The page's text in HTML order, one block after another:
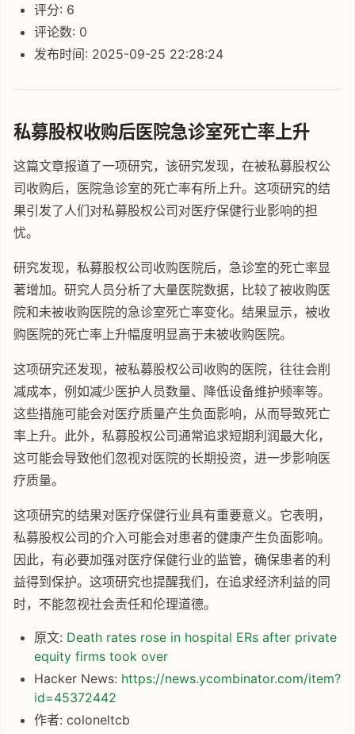
评分: 6
评论数: 0
发布时间: 2025-09-25 22:28:24
私募股权收购后医院急诊室死亡率上升
这篇文章报道了一项研究，该研究发现，在被私募股权公
司收购后，医院急诊室的死亡率有所上升。这项研究的结
果引发了人们对私募股权公司对医疗保健行业影响的担
忧。
研究发现，私募股权公司收购医院后，急诊室的死亡率显
著增加。研究人员分析了大量医院数据，比较了被收购医
院和未被收购医院的急诊室死亡率变化。结果显示，被收
购医院的死亡率上升幅度明显高于未被收购医院。
这项研究还发现，被私募股权公司收购的医院，往往会削
减成本，例如减少医护人员数量、降低设备维护频率等。
这些措施可能会对医疗质量产生负面影响，从而导致死亡
率上升。此外，私募股权公司通常追求短期利润最大化，
这可能会导致他们忽视对医院的长期投资，进一步影响医
疗质量。
这项研究的结果对医疗保健行业具有重要意义。它表明，
私募股权公司的介入可能会对患者的健康产生负面影响。
因此，有必要加强对医疗保健行业的监管，确保患者的利
益得到保护。这项研究也提醒我们，在追求经济利益的同
时，不能忽视社会责任和伦理道德。
原文: Death rates rose in hospital ERs after private
equity firms took over
Hacker News: https://news.ycombinator.com/item?
id=45372442
作者: coloneltcb